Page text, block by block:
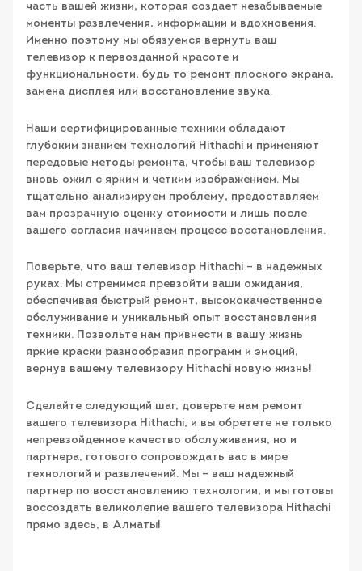
часть вашей жизни, которая создает незабываемые
моменты развлечения, информации и вдохновения.
Именно поэтому мы обязуемся вернуть ваш
телевизор к первозданной красоте и
функциональности, будь то ремонт плоского экрана,
замена дисплея или восстановление звука.
Наши сертифицированные техники обладают
глубоким знанием технологий Hithachi и применяют
передовые методы ремонта, чтобы ваш телевизор
вновь ожил с ярким и четким изображением. Мы
тщательно анализируем проблему, предоставляем
вам прозрачную оценку стоимости и лишь после
вашего согласия начинаем процесс восстановления.
Поверьте, что ваш телевизор Hithachi – в надежных
руках. Мы стремимся превзойти ваши ожидания,
обеспечивая быстрый ремонт, высококачественное
обслуживание и уникальный опыт восстановления
техники. Позвольте нам привнести в вашу жизнь
яркие краски разнообразия программ и эмоций,
вернув вашему телевизору Hithachi новую жизнь!
Сделайте следующий шаг, доверьте нам ремонт
вашего телевизора Hithachi, и вы обретете не только
непревзойденное качество обслуживания, но и
партнера, готового сопровождать вас в мире
технологий и развлечений. Мы – ваш надежный
партнер по восстановлению технологии, и мы готовы
воссоздать великолепие вашего телевизора Hithachi
прямо здесь, в Алматы!